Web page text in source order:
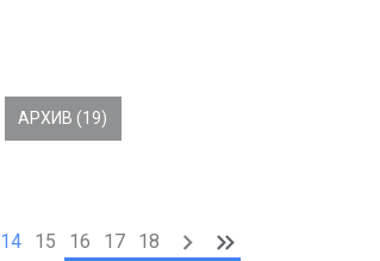
АРХИВ (19)
14 15 16 17 18